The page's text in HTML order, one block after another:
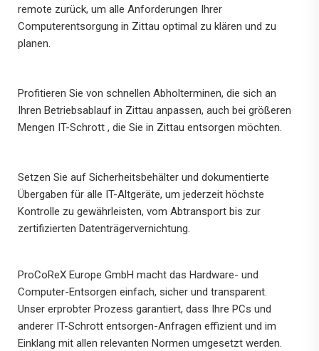
remote zurück, um alle Anforderungen Ihrer
Computerentsorgung in Zittau optimal zu klären und zu
planen.
Profitieren Sie von schnellen Abholterminen, die sich an
Ihren Betriebsablauf in Zittau anpassen, auch bei größeren
Mengen IT-Schrott , die Sie in Zittau entsorgen möchten.
Setzen Sie auf Sicherheitsbehälter und dokumentierte
Übergaben für alle IT-Altgeräte, um jederzeit höchste
Kontrolle zu gewährleisten, vom Abtransport bis zur
zertifizierten Datenträgervernichtung.
ProCoReX Europe GmbH macht das Hardware- und
Computer-Entsorgen einfach, sicher und transparent.
Unser erprobter Prozess garantiert, dass Ihre PCs und
anderer IT-Schrott entsorgen-Anfragen effizient und im
Einklang mit allen relevanten Normen umgesetzt werden.